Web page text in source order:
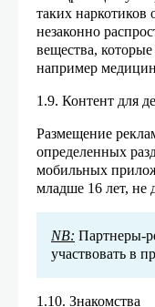
таких наркотиков
незаконно
вещества, которые
например
1.9. Контент для
Размещение
определенных
мобильных
младше 16 лет, не
NB: Партнеры-
участвовать в
1.10. Знакомства